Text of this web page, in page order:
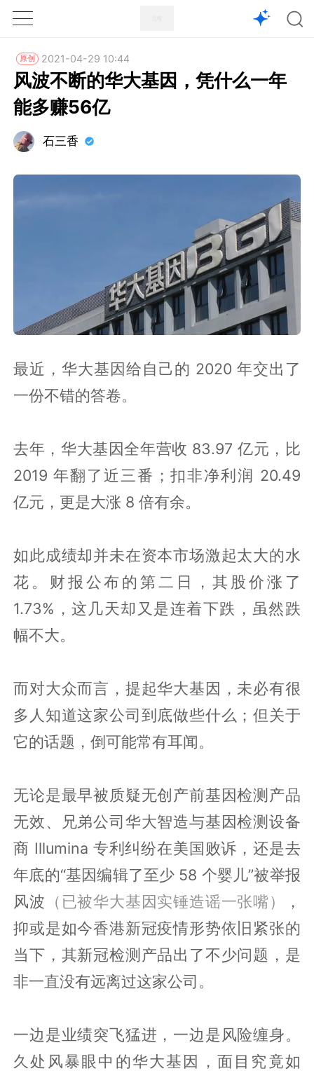
1X
原创 2021-04-29 10:44
风波不断的华大基因，凭什么一年
能多赚56亿
石三香
最近，华大基因给自己的 2020 年交出了
一份不错的答卷。
去年，华大基因全年营收 83.97 亿元，比
2019 年翻了近三番；扣非净利润 20.49
亿元，更是大涨 8 倍有余。
如此成绩却并未在资本市场激起太大的水
花。财报公布的第二日，其股价涨了
1.73%，这几天却又是连着下跌，虽然跌
幅不大。
而对大众而言，提起华大基因，未必有很
多人知道这家公司到底做些什么；但关于
它的话题，倒可能常有耳闻。
无论是最早被质疑无创产前基因检测产品
无效、兄弟公司华大智造与基因检测设备
商 Illumina 专利纠纷在美国败诉，还是去
年底的“基因编辑了至少 58 个婴儿”被举报
风波 （已被华大基因实锤造谣一张嘴）
，
抑或是如今香港新冠疫情形势依旧紧张的
当下，其新冠检测产品出了不少问题，是
非一直没有远离过这家公司。
一边是业绩突飞猛进，一边是风险缠身。
久处风暴眼中的华大基因，面目究竟如